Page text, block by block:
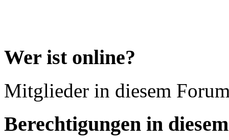
Wer ist online?
Mitglieder in diesem
Berechtigungen in